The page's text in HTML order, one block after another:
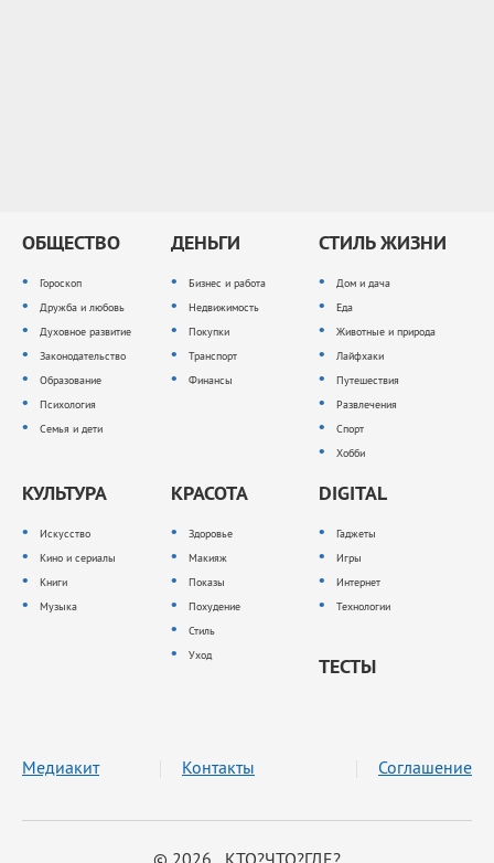
ОБЩЕСТВО
Гороскоп
Дружба и любовь
Духовное развитие
Законодательство
Образование
Психология
Семья и дети
ДЕНЬГИ
Бизнес и работа
Недвижимость
Покупки
Транспорт
Финансы
СТИЛЬ ЖИЗНИ
Дом и дача
Еда
Животные и природа
Лайфхаки
Путешествия
Развлечения
Спорт
Хобби
КУЛЬТУРА
Искусство
Кино и сериалы
Книги
Музыка
КРАСОТА
Здоровье
Макияж
Показы
Похудение
Стиль
Уход
DIGITAL
Гаджеты
Игры
Интернет
Технологии
ТЕСТЫ
© 2026 КТО?ЧТО?ГДЕ?
Медиакит Контакты Соглашение